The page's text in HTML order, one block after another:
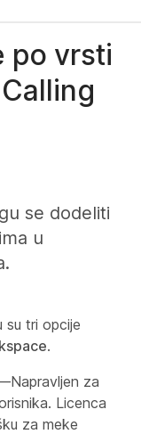
po vrsti
se dodeliti
u
su tri opcije
.
za
Licenca
za meke